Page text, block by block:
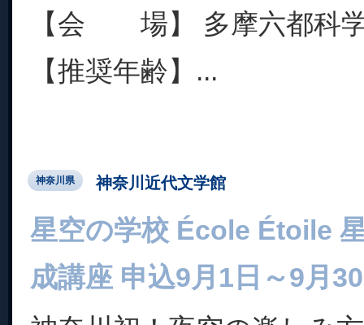
【会 場】 多摩六都科
【推奨年齢】...
神奈川県 神奈川近代文学館
星空の学校 École Étoile
成講座 申込9月1日～9月